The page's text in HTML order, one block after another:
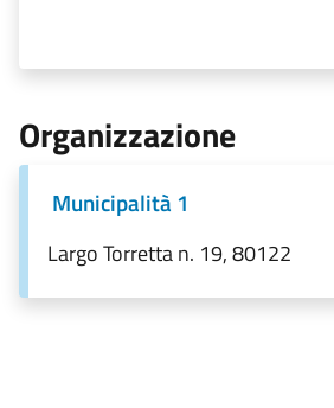
Organizzazione
Municipalità 1
Largo Torretta n. 19, 80122